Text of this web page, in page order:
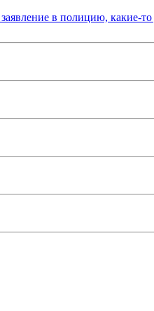
в полицию, какие-то